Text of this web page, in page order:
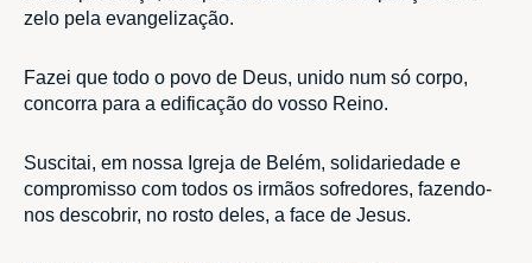
zelo pela evangelização.
Fazei que todo o povo de Deus, unido num só corpo,
concorra para a edificação do vosso Reino.
Suscitai, em nossa Igreja de Belém, solidariedade e
compromisso com todos os irmãos sofredores, fazendo-
nos descobrir, no rosto deles, a face de Jesus.